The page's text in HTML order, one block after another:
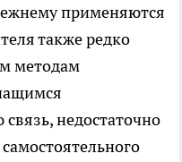
применяются
также редко
методам
недостаточно